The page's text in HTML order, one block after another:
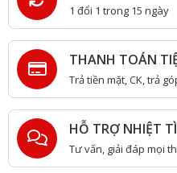
1 đổi 1 trong 15 ngày
THANH TOÁN
Trả tiền mặt, CK, trả
HỖ TRỢ NHIỆT
Tư vấn, giải đáp mọi